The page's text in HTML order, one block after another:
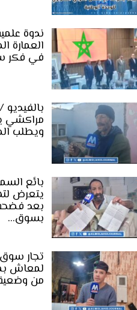
ندوة
العمارة
في فكر
مراكشي
ويطلب
بائع
يتعرض
بعد
بسوق…
تجار سوق
لمعاش
من